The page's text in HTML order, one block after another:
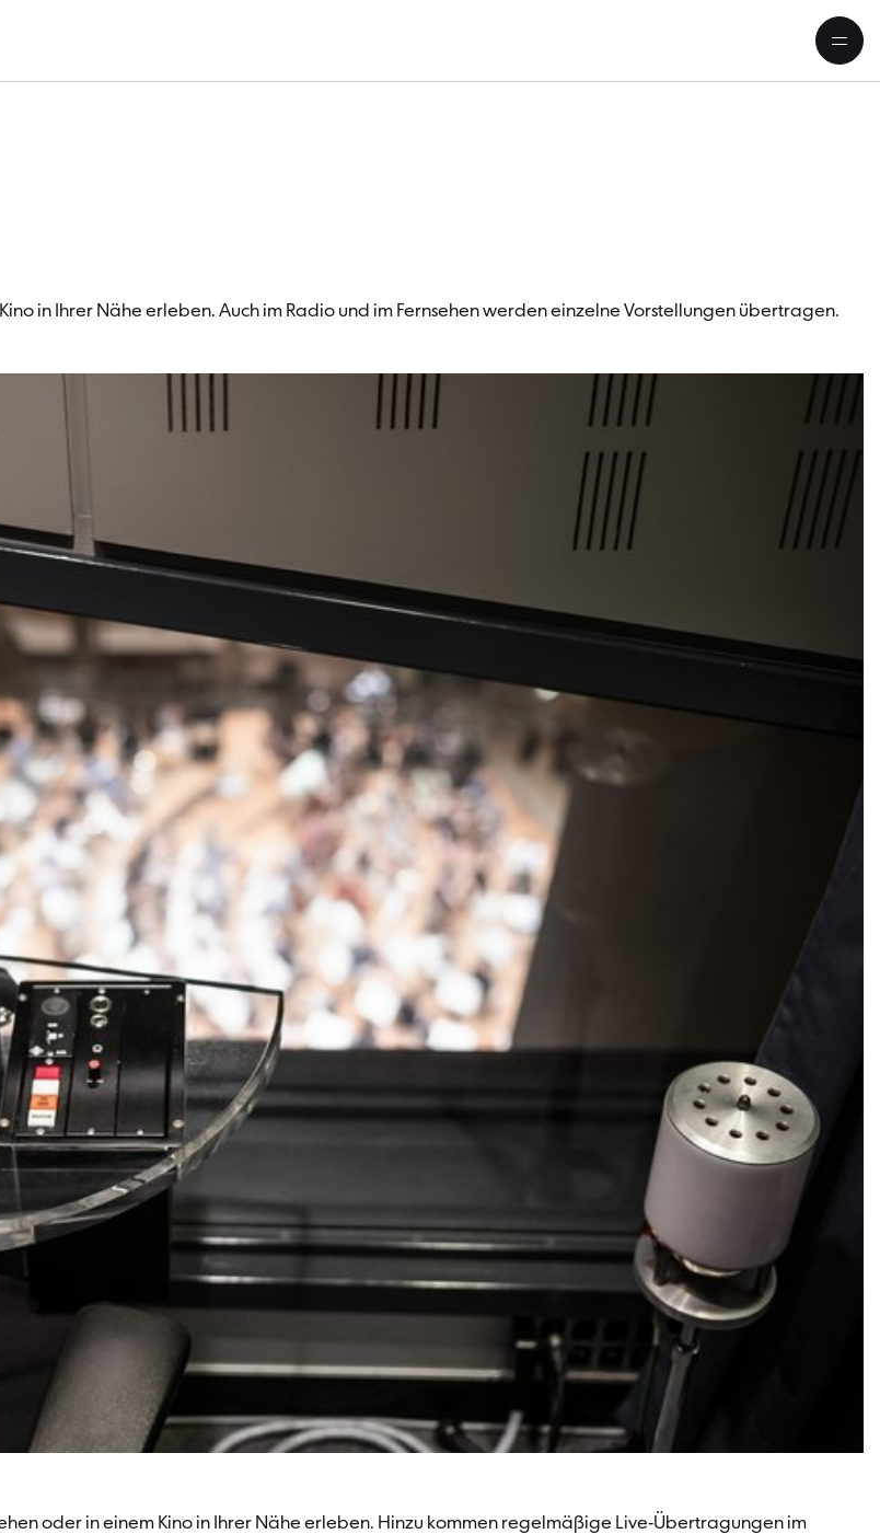
in Ihrer Nähe erleben. Auch im Radio und im Fernsehen werden einzelne Vorstellungen übertragen.
oder in einem Kino in Ihrer Nähe erleben. Hinzu kommen regelmäßige Live-Übertragungen im